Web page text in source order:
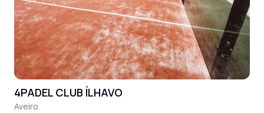
4PADEL CLUB ÍLHAVO
Aveiro